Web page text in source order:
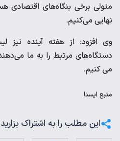
متولی برخی بنگاه‌های اقتصادی
نهایی می‌کنیم.
وی افزود: از هفته آینده نیز
دستگاه‌های مرتبط را به ما
می کنیم.
منبع ايسنا
این مطلب را به اشتراک